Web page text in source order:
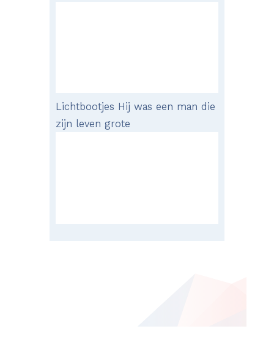
Lichtbootjes Hij was een man die
zijn leven grote